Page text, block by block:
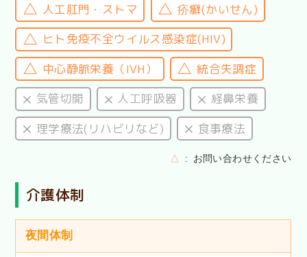
人工肛門・ストマ
疥癬(かいせん)
ヒト免疫不全ウイルス感染症(HIV)
中心静脈栄養（IVH）
統合失調症
気管切開
人工呼吸器
経鼻栄養
理学療法(リハビリなど)
食事療法
△ お問い合わせください
介護体制
夜間体制